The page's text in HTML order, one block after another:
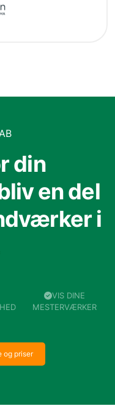
din
en del
i
VIS DINE
MESTERVÆRKER
og priser